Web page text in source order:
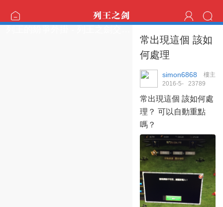
常出現這個 該如
何處理
樓主
simon6868
23789
2016-5-
常出現這個 該如何處
理？ 可以自動重點
嗎？